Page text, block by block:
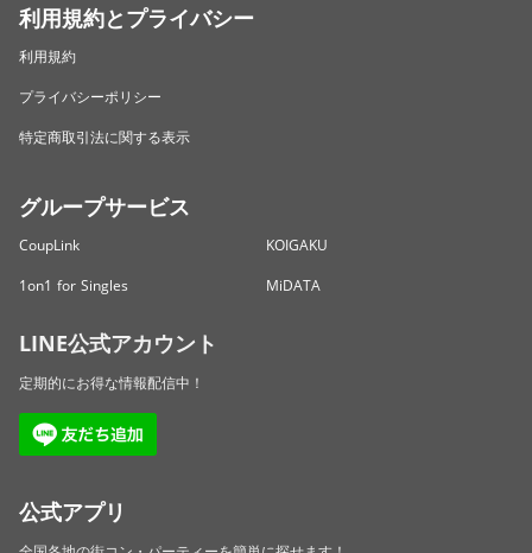
利用規約とプライバシー
利用規約
プライバシーポリシー
特定商取引法に関する表示
グループサービス
CoupLink
KOIGAKU
1on1 for Singles
MiDATA
LINE公式アカウント
定期的にお得な情報配信中！
公式アプリ